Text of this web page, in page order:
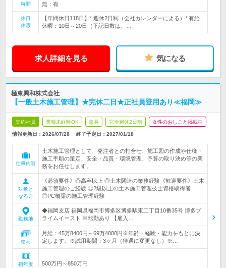
時間
無：有
休日
休暇
【年間休日118日】* 週休2日制（会社カレンダーによる）* 有給
休暇：10日～20日（下記日数は、…
求人詳細を見る 気になる
極東興和株式会社
【一般土木施工管理】★完休二日★正社員登用あり≪福岡≫
契約社員 業種未経験OK 急募 完全週休2日制 女性のおしごと掲載中
情報更新日：2026/07/28 終了予定日： 2027/01/18
仕事内容
土木施工管理として、発注者との打合せ、施工図の作成や仕様・
施工手順の策定、安全・品質・環境管理、予算の取り決め等の業
務をお任せします。
対象と
なる方
《必須要件》◎高卒以上 ◎土木関連の業務経験《歓迎要件》土木
施工管理のご経験 ◎2級以上の土木施工管理技士資格取得者
◎PC橋梁の施工管理経験
勤務地
◆福岡支店 福岡県福岡市博多区博多駅東二丁目10番35号 博多プ
ライムイースト ※転勤あり 【雇入…
給与
月給：45万8400円～69万4000円※年齢・経験・能力をもとに決
定します。※試用期間：3ヶ月（待遇に変更なし）※…
初年度
500万円～850万円